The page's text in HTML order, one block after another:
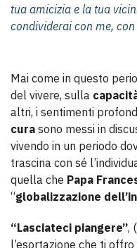
tua amicizia e la tua
condividerai con me, con
Mai come in questo
del vivere, sulla
altri, i sentimenti
cura sono messi in
vivendo in un periodo
trascina con sé
quella che Papa
“globalizzazione
“Lasciateci piangere”,
l’esortazione che ti